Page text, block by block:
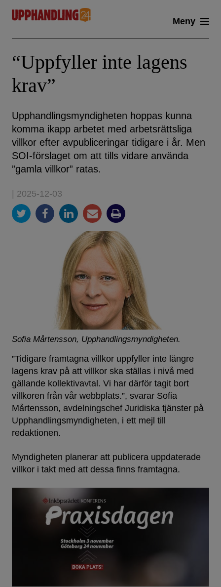
content
Meny
“Uppfyller inte lagens
krav”
Upphandlingsmyndigheten hoppas kunna
komma ikapp arbetet med arbetsrättsliga
villkor efter avpubliceringar tidigare i år. Men
SOI-förslaget om att tills vidare använda
”gamla villkor” ratas.
| 2025-12-03
Sofia Mårtensson, Upphandlingsmyndigheten.
”Tidigare framtagna villkor uppfyller inte längre
lagens krav på att villkor ska ställas i nivå med
gällande kollektivavtal. Vi har därför tagit bort
villkoren från vår webbplats.”, svarar Sofia
Mårtensson, avdelningschef Juridiska tjänster på
Upphandlingsmyndigheten, i ett mejl till
redaktionen.
Myndigheten planerar att publicera uppdaterade
villkor i takt med att dessa finns framtagna.